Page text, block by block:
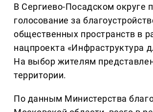
В Сергиево-Посадском округе
голосование за
общественных пространств в
нацпроекта «Инфраструктура
На выбор жителям
территории.
По данным Министерства